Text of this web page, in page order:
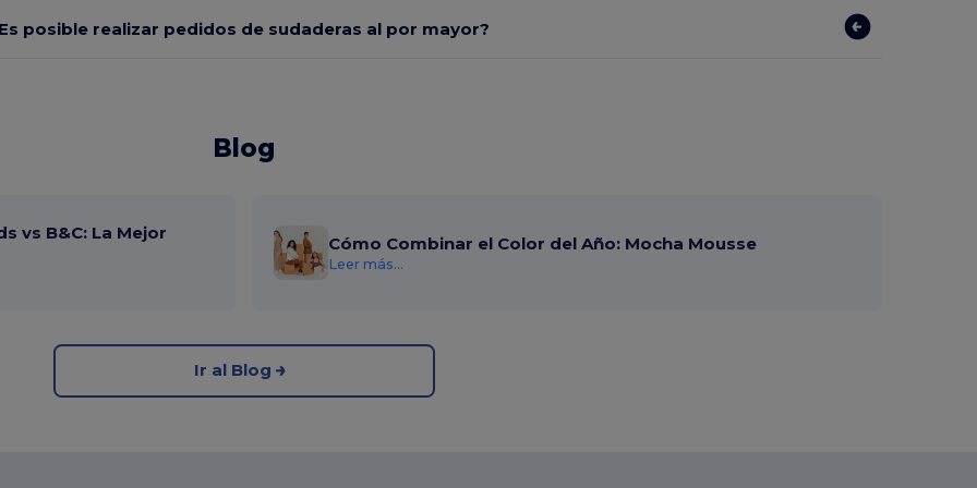
posible realizar pedidos de sudaderas al por mayor?
Blog
vs B&C: La Mejor
Cómo Combinar el Color del Año: Mocha Mousse
Leer más...
Ir al Blog